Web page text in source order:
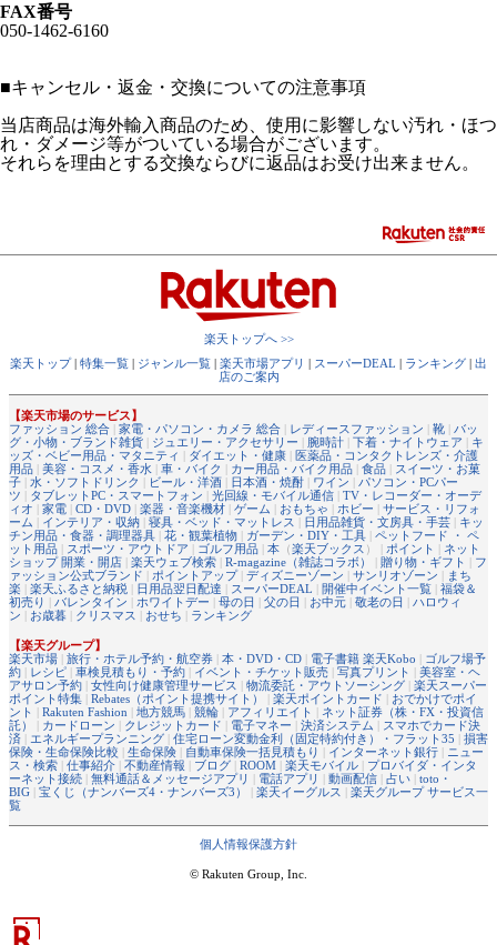
FAX番号
050-1462-6160
■キャンセル・返金・交換についての注意事項
当店商品は海外輸入商品のため、使用に影響しない汚れ・ほつ
れ・ダメージ等がついている場合がございます。
それらを理由とする交換ならびに返品はお受け出来ません。
楽天トップへ >>
楽天トップ| 特集一覧 | ジャンル一覧 | 楽天市場アプリ | スーパーDEAL | ランキング | 出
店のご案内
【楽天市場のサービス】
ファッション 総合 | 家電・パソコン・カメラ 総合 | レディースファッション | 靴 | バッ
グ・小物・ブランド雑貨 | ジュエリー・アクセサリー | 腕時計 | 下着・ナイトウェア | キ
ッズ・ベビー用品・マタニティ | ダイエット・健康 | 医薬品・コンタクトレンズ・介護
用品 | 美容・コスメ・香水 | 車・バイク | カー用品・バイク用品 | 食品 | スイーツ・お菓
子 | 水・ソフトドリンク | ビール・洋酒 | 日本酒・焼酎 | ワイン | パソコン・PCパー
ツ | タブレットPC・スマートフォン | 光回線・モバイル通信 | TV・レコーダー・オーデ
ィオ | 家電 | CD・DVD | 楽器・音楽機材 | ゲーム | おもちゃ | ホビー | サービス・リフォ
ーム | インテリア・収納 | 寝具・ベッド・マットレス | 日用品雑貨・文房具・手芸 | キッ
チン用品・食器・調理器具 | 花・観葉植物 | ガーデン・DIY・工具 | ペットフード ・ ペ
ット用品 | スポーツ・アウトドア | ゴルフ用品 | 本 （楽天ブックス ） | ポイント | ネット
ショップ 開業・開店 | 楽天ウェブ検索 | R-magazine（雑誌コラボ） | 贈り物・ギフト | フ
ァッション公式ブランド | ポイントアップ| ディズニーゾーン | サンリオゾーン | まち
楽 | 楽天ふるさと納税 | 日用品翌日配達 | スーパーDEAL | 開催中イベント一覧 | 福袋＆
初売り | バレンタイン | ホワイトデー | 母の日 | 父の日 | お中元 | 敬老の日 | ハロウィ
ン | お歳暮 | クリスマス | おせち | ランキング
【楽天グループ】
楽天市場 | 旅行・ホテル予約・航空券 | 本・DVD・CD | 電子書籍 楽天Kobo | ゴルフ場予
約 | レシピ | 車検見積もり・予約 | イベント・チケット販売 | 写真プリント | 美容室・ヘ
アサロン予約 | 女性向け健康管理サービス | 物流委託・アウトソーシング | 楽天スーパー
ポイント特集 | Rebates（ポイント提携サイト） | 楽天ポイントカード | おでかけでポイ
ント | Rakuten Fashion | 地方競馬 | 競輪 | アフィリエイト | ネット証券（株・FX・投資信
託）
| カードローン | クレジットカード | 電子マネー | 決済システム | スマホでカード決
済 | エネルギープランニング | 住宅ローン変動金利（固定特約付き）・フラット35 | 損害
保険・生命保険比較 | 生命保険 | 自動車保険一括見積もり | インターネット銀行 | ニュー
ス・検索 | 仕事紹介 | 不動産情報 | ブログ | ROOM | 楽天モバイル | プロバイダ・インタ
ーネット接続 | 無料通話＆メッセージアプリ | 電話アプリ | 動画配信 | 占い | toto・
BIG | 宝くじ（ナンバーズ4・ナンバーズ3） | 楽天イーグルス | 楽天グループ サービス一
覧
個人情報保護方針
© Rakuten Group, Inc.